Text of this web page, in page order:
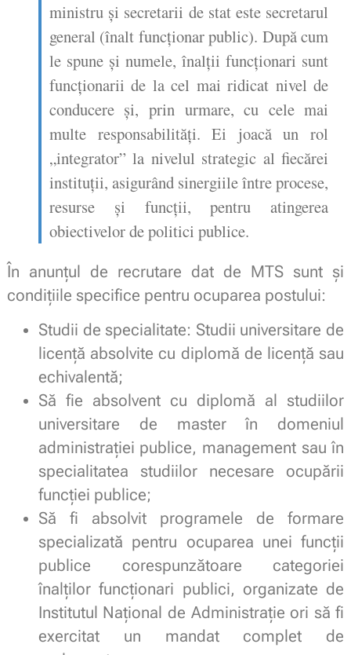
ministru și secretarii de stat este secretarul
general (înalt funcționar public). După cum
le spune și numele, înalții funcționari sunt
funcționarii de la cel mai ridicat nivel de
conducere și, prin urmare, cu cele mai
multe responsabilități. Ei joacă un rol
„integrator” la nivelul strategic al fiecărei
instituții, asigurând sinergiile între procese,
resurse și funcții, pentru atingerea
obiectivelor de politici publice.
În anunțul de recrutare dat de MTS sunt și
condițiile specifice pentru ocuparea postului:
Studii de specialitate: Studii universitare de
licență absolvite cu diplomă de licență sau
echivalentă;
Să fie absolvent cu diplomă al studiilor
universitare de master în domeniul
administrației publice, management sau în
specialitatea studiilor necesare ocupării
funcției publice;
Să fi absolvit programele de formare
specializată pentru ocuparea unei funcții
publice corespunzătoare categoriei
înalților funcționari publici, organizate de
Institutul Național de Administrație ori să fi
exercitat un mandat complet de